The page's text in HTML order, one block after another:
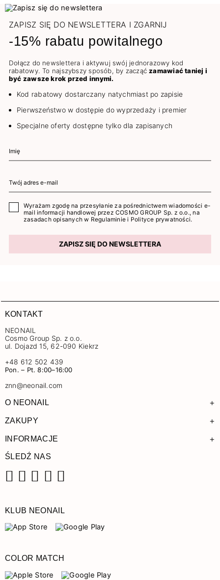
ZAPISZ SIĘ DO NEWSLETTERA I ZGARNIJ
-15% rabatu powitalnego
Dołącz do newslettera i aktywuj swój jednorazowy kod
rabatowy. To najszybszy sposób, by zacząćzamawiać taniej i
być zawsze krok przed innymi.
Kod rabatowy dostarczany natychmiast po zapisie
Pierwszeństwo w dostępie do wyprzedaży i premier
Specjalne oferty dostępne tylko dla zapisanych
Wyrażam zgodę na przesyłanie za pośrednictwem wiadomości e-
mail informacji handlowej przez COSMO GROUP Sp. z o.o., na
zasadach opisanych w Regulaminie i Polityce prywatności.
ZAPISZ SIĘ DO NEWSLETTERA
KONTAKT
NEONAIL
Cosmo Group Sp. z o.o.
ul. Dojazd 15, 62-090 Kiekrz
+48 612 502 439
Pon. – Pt. 8:00–16:00
znn@neonail.com
O NEONAIL +
ZAKUPY +
INFORMACJE +
ŚLEDŹ NAS
KLUB NEONAIL
COLOR MATCH